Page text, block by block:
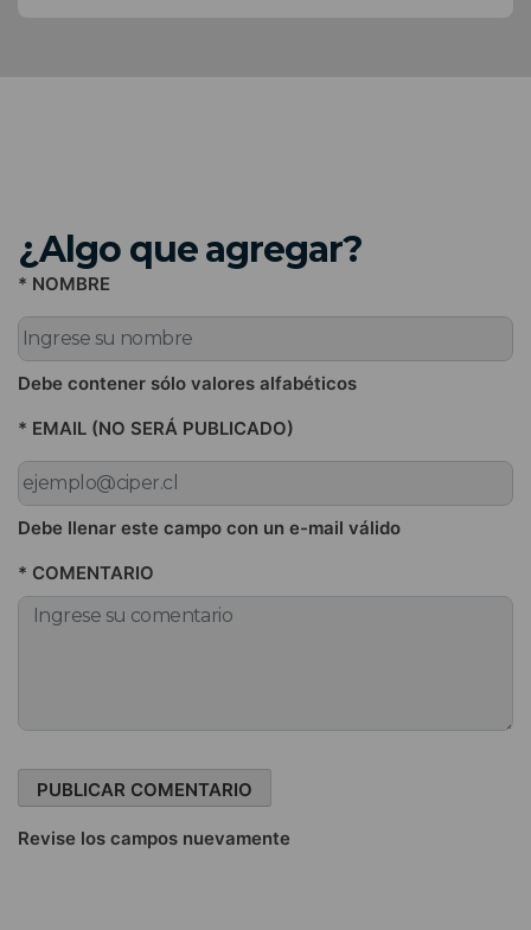
¿Algo que agregar?
* NOMBRE
Debe contener sólo valores alfabéticos
* EMAIL (NO SERÁ PUBLICADO)
Debe llenar este campo con un e-mail válido
* COMENTARIO
Revise los campos nuevamente